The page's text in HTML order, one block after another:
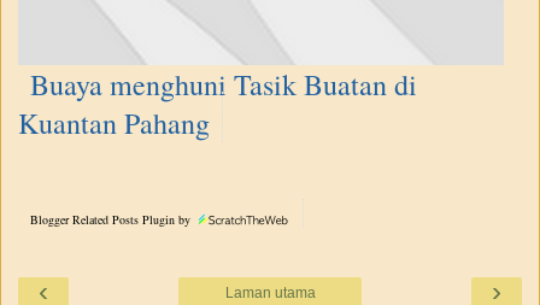
Buaya menghuni Tasik Buatan di
Kuantan Pahang
Blogger Related Posts Plugin by
‹ ›
Laman utama